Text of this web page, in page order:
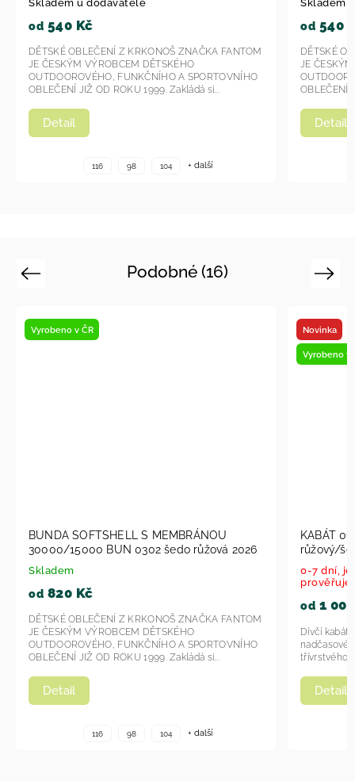
Skladem u dodavatele
od540 Kč
Detail
DĚTSKÉ OBLEČENÍ Z KRKONOŠ ZNAČKA FANTOM
JE ČESKÝM VÝROBCEM DĚTSKÉHO
OUTDOOROVÉHO, FUNKČNÍHO A SPORTOVNÍHO
OBLEČENÍ JIŽ OD ROKU 1999. Zakládá si...
116 98 104 + další
od540
Detail
DĚTSKÉ
JE
Podobné (16)
Previous
šedo růžová 2026
ZNAČKA FANTOM
A SPORTOVNÍHO
Zakládá si...
KABÁT 0101/0102 SOFTSHELL FANTOM
růžový/šedý 2022
0-7 dní, je-li u dodavatele (dostupnost
Dívčí kabát FANTOM softsheel je vyroben v
nadčasovém střihu s elastickým pasem. Je
třívrstvého materiálu SOFTSHELL s...
116
Next